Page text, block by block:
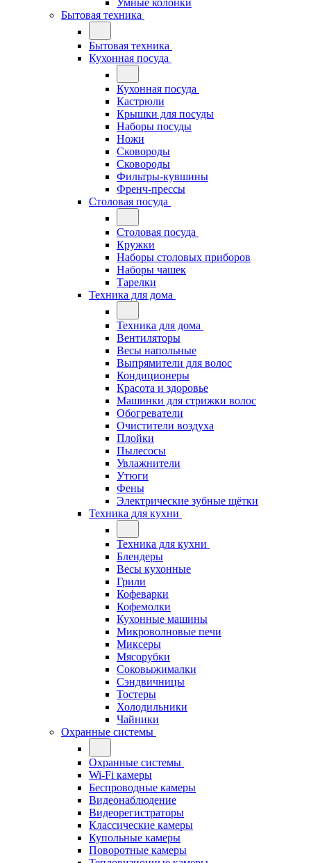
Умные колонки
Бытовая техника
Бытовая техника
Кухонная посуда
Кухонная посуда
Кастрюли
Крышки для посуды
Наборы посуды
Ножи
Сковороды
Сковороды
Фильтры-кувшины
Френч-прессы
Столовая посуда
Столовая посуда
Кружки
Наборы столовых приборов
Наборы чашек
Тарелки
Техника для дома
Техника для дома
Вентиляторы
Весы напольные
Выпрямители для волос
Кондиционеры
Красота и здоровье
Машинки для стрижки волос
Обогреватели
Очистители воздуха
Плойки
Пылесосы
Увлажнители
Утюги
Фены
Электрические зубные щётки
Техника для кухни
Техника для кухни
Блендеры
Весы кухонные
Грили
Кофеварки
Кофемолки
Кухонные машины
Микроволновые печи
Миксеры
Мясорубки
Соковыжималки
Сэндвичницы
Тостеры
Холодильники
Чайники
Охранные системы
Охранные системы
Wi-Fi камеры
Беспроводные камеры
Видеонаблюдение
Видеорегистраторы
Классические камеры
Купольные камеры
Поворотные камеры